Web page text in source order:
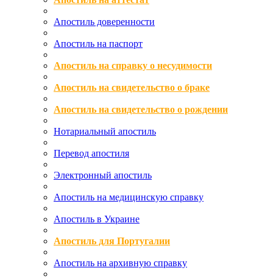
Апостиль доверенности
Апостиль на паспорт
Апостиль на справку о несудимости
Апостиль на свидетельство о браке
Апостиль на свидетельство о рождении
Нотариальный апостиль
Перевод апостиля
Электронный апостиль
Апостиль на медицинскую справку
Апостиль в Украине
Апостиль для Португалии
Апостиль на архивную справку